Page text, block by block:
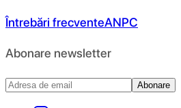
Întrebări frecventeANPC
Abonare newsletter
Abonare